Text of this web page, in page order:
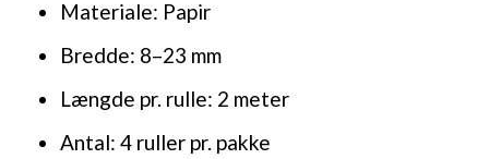
Materiale: Papir
Bredde: 8–23 mm
Længde pr. rulle: 2 meter
Antal: 4 ruller pr. pakke